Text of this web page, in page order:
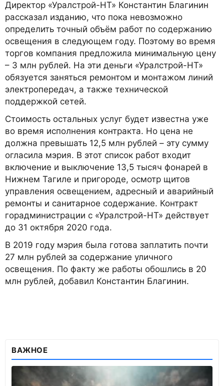
Директор «Уралстрой-НТ» Константин Благинин
рассказал изданию, что пока невозможно
определить точный объём работ по содержанию
освещения в следующем году. Поэтому во время
торгов компания предложила минимальную цену
– 3 млн рублей. На эти деньги «Уралстрой-НТ»
обязуется заняться ремонтом и монтажом линий
электропередач, а также технической
поддержкой сетей.
Стоимость остальных услуг будет известна уже
во время исполнения контракта. Но цена не
должна превышать 12,5 млн рублей – эту сумму
огласила мэрия. В этот список работ входит
включение и выключение 13,5 тысяч фонарей в
Нижнем Тагиле и пригороде, осмотр щитов
управления освещением, адресный и аварийный
ремонты и санитарное содержание. Контракт
горадминистрации с «Уралстрой-НТ» действует
до 31 октября 2020 года.
В 2019 году мэрия была готова заплатить почти
27 млн рублей за содержание уличного
освещения. По факту же работы обошлись в 20
млн рублей, добавил Константин Благинин.
ВАЖНОЕ